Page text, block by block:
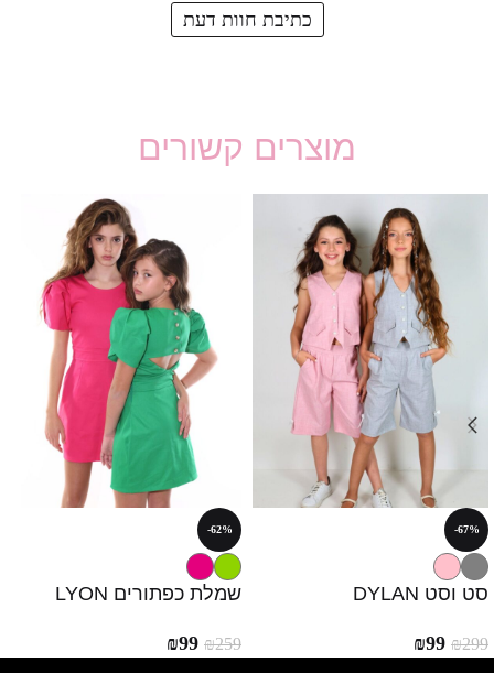
כתיבת חוות דעת
מוצרים קשורים
-67%
סט וסט DYLAN
₪299
₪99
-62%
שמלת כפתורים LYON
₪259
₪99